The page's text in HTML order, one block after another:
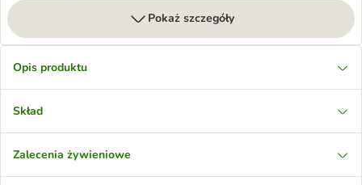
Pokaż szczegóły
Opis produktu
Skład
Zalecenia żywieniowe